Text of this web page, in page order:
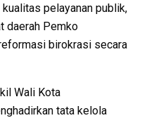
pelayanan publik,
daerah Pemko
birokrasi secara
Wali Kota
tata kelola